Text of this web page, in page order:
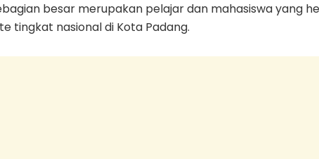
besar merupakan pelajar dan mahasiswa yang
tingkat nasional di Kota Padang.